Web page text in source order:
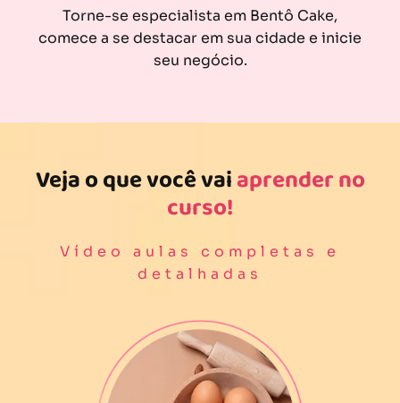
Torne-se especialista em Bentô Cake,
comece a se destacar em sua cidade e inicie
seu negócio.
Veja o que você vaiaprender no
curso!
Vídeo aulas completas e
detalhadas